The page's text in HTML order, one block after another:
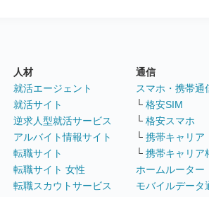
人材
就活エージェント
就活サイト
逆求人型就活サービス
アルバイト情報サイト
転職サイト
転職サイト 女性
転職スカウトサービス
通信
スマホ・携帯通
└ 格安SIM
└ 格安スマホ
└ 携帯キャリア
└ 携帯キャリア
ホームルーター
モバイルデータ